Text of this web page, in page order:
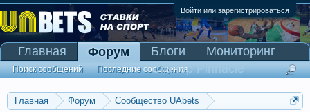
Войти или зарегистрироваться
Главная Форум
Сообщество UAbets
Главная Форум
Поиск сообщений Последние сообщения
Блоги
Мониторинг
Сканер Pinnacle